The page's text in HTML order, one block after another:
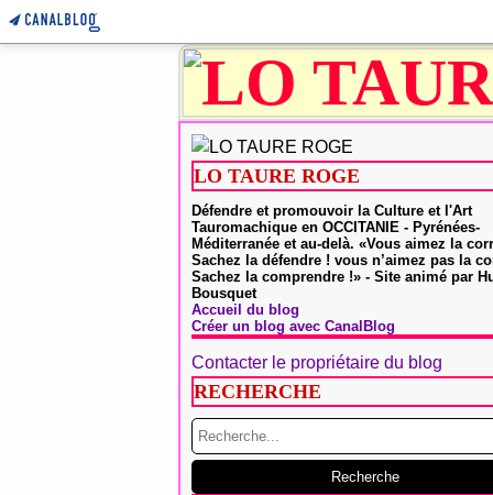
LO TAURE ROGE
Défendre et promouvoir la Culture et l'Art
Tauromachique en OCCITANIE - Pyrénées-
Méditerranée et au-delà. «Vous aimez la
Sachez la défendre ! vous n’aimez pas la
Sachez la comprendre !» - Site animé par
Bousquet
Accueil du blog
Créer un blog avec CanalBlog
Contacter le propriétaire du blog
RECHERCHE